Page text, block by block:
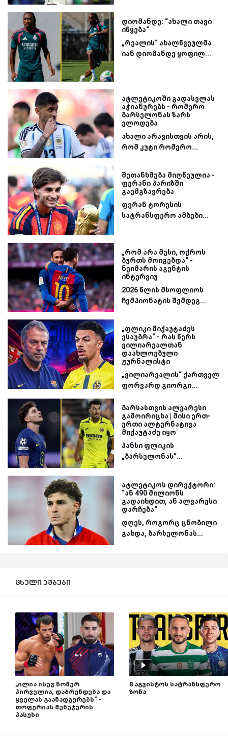
დიომანდე: “ახალი თავი
იწყება“
„რეალის“ ახალწვეულმა
იან დიომანდე ყოფილ...
ატლეტიკოში გადასვლას
აჭიანურებს - რომერო
ბარსელონას ზარს
ელოდება
ახალი არავისთვის არის,
რომ კუტი რომერო...
შეთანხმება მიღწეულია -
ფერანი პარიზში
გაემგზავრება
ფერან ტორესის
სატრანსფერო ამბები...
„რომ არა მესი, ოქროს
ბურთს მოიგებდა“ -
ნეიმარის აგენტის
ინტერვიუ
2026 წლის მსოფლიოს
ჩემპიონატის შემდეგ...
„ფლიკი მიქაუტაძეს
ესაუბრა“ - რას წერს
ვილიარეალთან
დაახლოებული
ჟურნალისტი
„ვილიარეალის“ ქართველ
ფორვარდ გიორგი...
ბარსასთვის ალვარესი
გამოირიცხა | მისი ერთ-
ერთი ალტერნატივა
მიქაუტაძე იყო
ჰანსი ფლიკის
„ბარსელონას“...
ატლეტიკოს დირექტორი:
“ან 490 მილიონს
გადაიხდით, ან ალვარესი
დარჩება“
დღეს, როგორც ცნობილი
გახდა, ბარსელონას...
ცხელი ამბები
„ილია ისევ ნომერ
პირველია, დაბრუნდება და
ყველას გაანადგურებს“ -
თოფურიას მენეჯერის
პასუხი
8 აგვისტოს სატრანსფერო
ზონა